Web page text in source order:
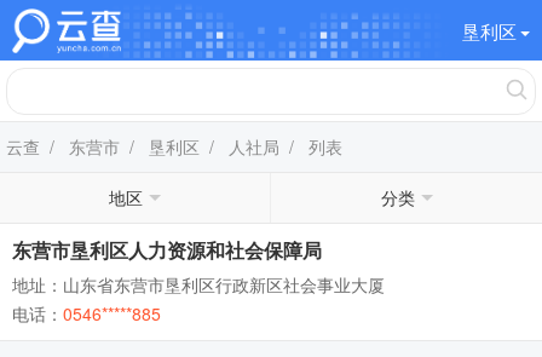
垦利区
云查 / 东营市 / 垦利区 / 人社局 / 列表
地区 分类
东营市垦利区人力资源和社会保障局
地址：山东省东营市垦利区行政新区社会事业大厦
电话： 0546*****885